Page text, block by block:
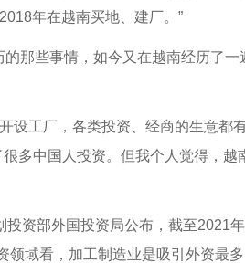
年在越南买地、建厂。”
些事情，如今又在越南经历了一
工厂，各类投资、经商的生意都
多中国人投资。但我个人觉得，越
部外国投资局公布，截至2021年
域看，加工制造业是吸引外资最